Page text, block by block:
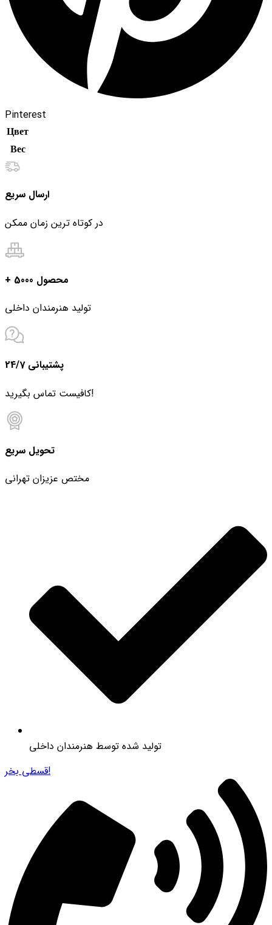
Pinterest
Цвет
Вес
ارسال سریع
در کوتاه ترین زمان ممکن
+ 5000 محصول
تولید هنرمندان داخلی
پشتیبانی 24/7
کافیست تماس بگیرید!
تحویل سریع
مختص عزیزان تهرانی
تولید شده توسط هنرمندان داخلی
قسطی بخر!